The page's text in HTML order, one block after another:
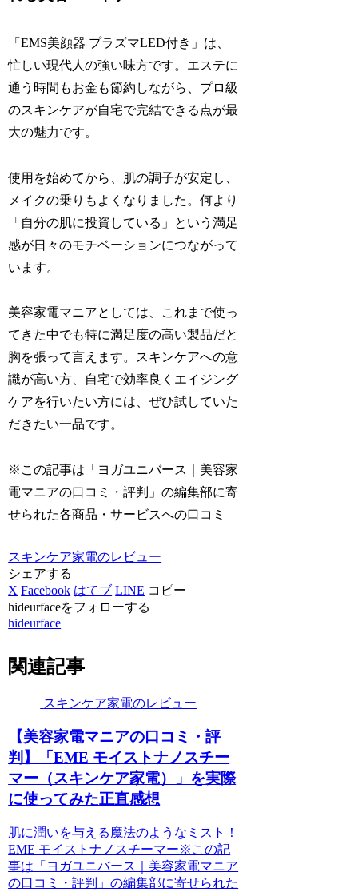
「EMS美顔器 プラズマLED付き」は、
忙しい現代人の強い味方です。エステに
通う時間もお金も節約しながら、プロ級
のスキンケアが自宅で完結できる点が最
大の魅力です。
使用を始めてから、肌の調子が安定し、
メイクの乗りもよくなりました。何より
「自分の肌に投資している」という満足
感が日々のモチベーションにつながって
います。
美容家電マニアとしては、これまで使っ
てきた中でも特に満足度の高い製品だと
胸を張って言えます。スキンケアへの意
識が高い方、自宅で効率良くエイジング
ケアを行いたい方には、ぜひ試していた
だきたい一品です。
※この記事は「ヨガユニバース｜美容家
電マニアの口コミ・評判」の編集部に寄
せられた各商品・サービスへの口コミ
スキンケア家電のレビュー
シェアする
X Facebook はてブ LINE コピー
hideurfaceをフォローする
hideurface
関連記事
スキンケア家電のレビュー
【美容家電マニアの口コミ・評
判】「EME モイストナノスチー
マー（スキンケア家電）」を実際
に使ってみた正直感想
肌に潤いを与える魔法のようなミスト！
EME モイストナノスチーマー※この記
事は「ヨガユニバース｜美容家電マニア
の口コミ・評判」の編集部に寄せられた